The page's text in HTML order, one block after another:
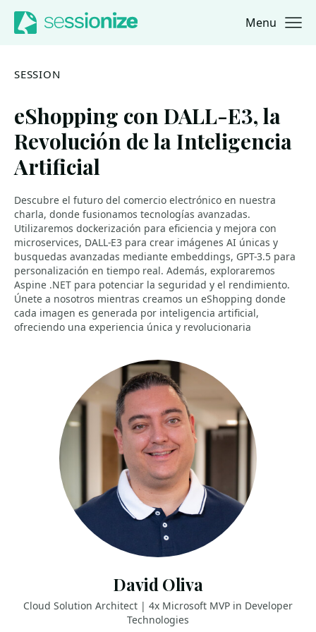
Jump to navigation
Jump to content Menu
SESSION
eShopping con DALL-E3, la
Revolución de la Inteligencia
Artificial
Descubre el futuro del comercio electrónico en nuestra
charla, donde fusionamos tecnologías avanzadas.
Utilizaremos dockerización para eficiencia y mejora con
microservices, DALL-E3 para crear imágenes AI únicas y
busquedas avanzadas mediante embeddings, GPT-3.5 para
personalización en tiempo real. Además, exploraremos
Aspine .NET para potenciar la seguridad y el rendimiento.
Únete a nosotros mientras creamos un eShopping donde
cada imagen es generada por inteligencia artificial,
ofreciendo una experiencia única y revolucionaria
David Oliva
Cloud Solution Architect | 4x Microsoft MVP in Developer
Technologies